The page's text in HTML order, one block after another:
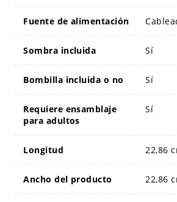
Fuente de alimentación
Sombra incluida Sí
Bombilla incluida o no Sí
Requiere ensamblaje
para adultos
Sí
Longitud 22,86
Ancho del producto 22,86